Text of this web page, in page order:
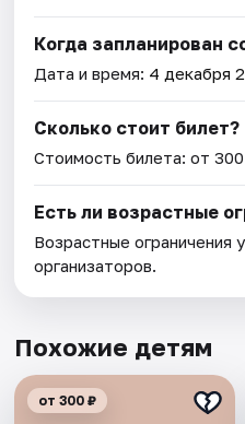
Когда запланирован
Дата и время: 4 декабря
Сколько стоит билет?
Стоимость билета: от
Есть ли возрастные
Возрастные ограничения
организаторов.
Похожие детям
от 300 ₽